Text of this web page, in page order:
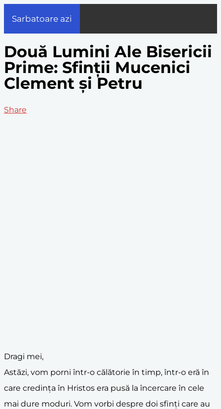
Sarbatoare azi
Două Lumini Ale Bisericii
Prime: Sfinții Mucenici
Clement și Petru
Share
Dragi mei,
Astăzi, vom porni într-o călătorie în timp, într-o eră în
care credința în Hristos era pusă la încercare în cele
mai dure moduri. Vom vorbi despre doi sfinți care au